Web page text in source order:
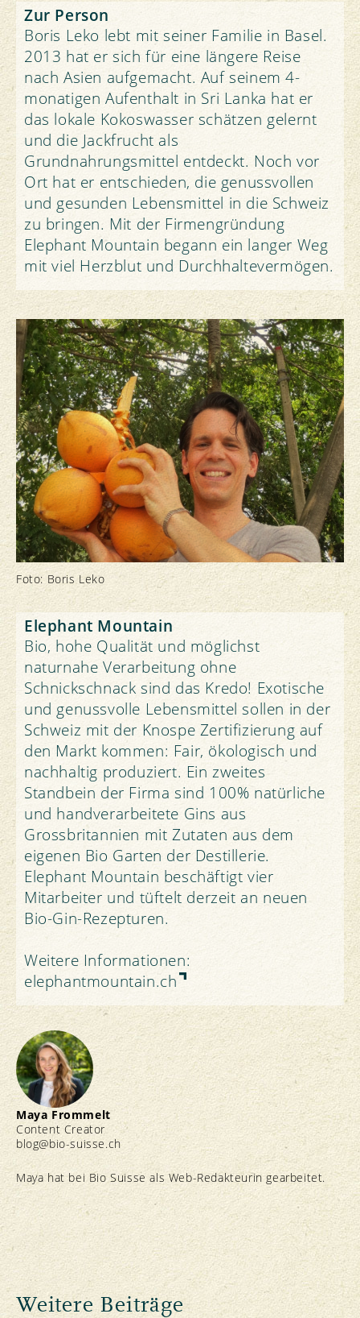
Zur Person
Boris Leko lebt mit seiner Familie in Basel.
2013 hat er sich für eine längere Reise
nach Asien aufgemacht. Auf seinem 4-
monatigen Aufenthalt in Sri Lanka hat er
das lokale Kokoswasser schätzen gelernt
und die Jackfrucht als
Grundnahrungsmittel entdeckt. Noch vor
Ort hat er entschieden, die genussvollen
und gesunden Lebensmittel in die Schweiz
zu bringen. Mit der Firmengründung
Elephant Mountain begann ein langer Weg
mit viel Herzblut und Durchhaltevermögen.
Foto: Boris Leko
Elephant Mountain
Bio, hohe Qualität und möglichst
naturnahe Verarbeitung ohne
Schnickschnack sind das Kredo! Exotische
und genussvolle Lebensmittel sollen in der
Schweiz mit der Knospe Zertifizierung auf
den Markt kommen: Fair, ökologisch und
nachhaltig produziert. Ein zweites
Standbein der Firma sind 100% natürliche
und handverarbeitete Gins aus
Grossbritannien mit Zutaten aus dem
eigenen Bio Garten der Destillerie.
Elephant Mountain beschäftigt vier
Mitarbeiter und tüftelt derzeit an neuen
Bio-Gin-Rezepturen.
Weitere Informationen:
elephantmountain.ch
Maya Frommelt
Content Creator
blog@bio-suisse.ch
Maya hat bei Bio Suisse als Web-Redakteurin gearbeitet.
Weitere Beiträge